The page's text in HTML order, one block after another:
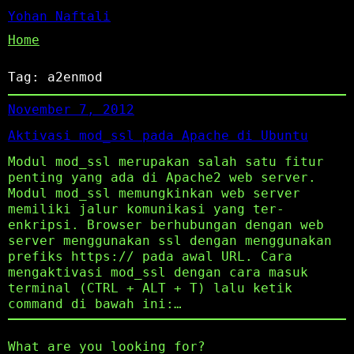
Yohan Naftali
Home
Tag: a2enmod
November 7, 2012
Aktivasi mod_ssl pada Apache di Ubuntu
Modul mod_ssl merupakan salah satu fitur
penting yang ada di Apache2 web server.
Modul mod_ssl memungkinkan web server
memiliki jalur komunikasi yang ter-
enkripsi. Browser berhubungan dengan web
server menggunakan ssl dengan menggunakan
prefiks https:// pada awal URL. Cara
mengaktivasi mod_ssl dengan cara masuk
terminal (CTRL + ALT + T) lalu ketik
command di bawah ini:…
What are you looking for?